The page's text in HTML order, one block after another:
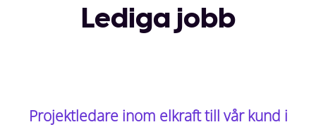
Lediga jobb
Projektledare inom elkraft till vår kund i